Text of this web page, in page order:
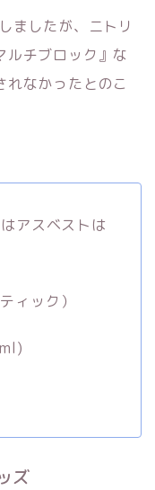
ましたが、ニトリ
ルチブロック』な
なかったとのこ
アスベストは
ィック）
ズ